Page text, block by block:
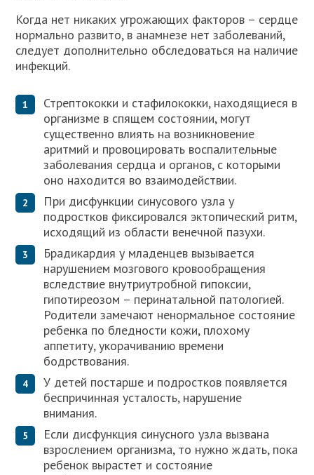
Когда нет никаких угрожающих факторов – сердце
нормально развито, в анамнезе нет заболеваний,
следует дополнительно обследоваться на наличие
инфекций.
Стрептококки и стафилококки, находящиеся в
организме в спящем состоянии, могут
существенно влиять на возникновение
аритмий и провоцировать воспалительные
заболевания сердца и органов, с которыми
оно находится во взаимодействии.
При дисфункции синусового узла у
подростков фиксировался эктопический ритм,
исходящий из области венечной пазухи.
Брадикардия у младенцев вызывается
нарушением мозгового кровообращения
вследствие внутриутробной гипоксии,
гипотиреозом – перинатальной патологией.
Родители замечают ненормальное состояние
ребенка по бледности кожи, плохому
аппетиту, укорачиванию времени
бодрствования.
У детей постарше и подростков появляется
беспричинная усталость, нарушение
внимания.
Если дисфункция синусного узла вызвана
взрослением организма, то нужно ждать, пока
ребенок вырастет и состояние